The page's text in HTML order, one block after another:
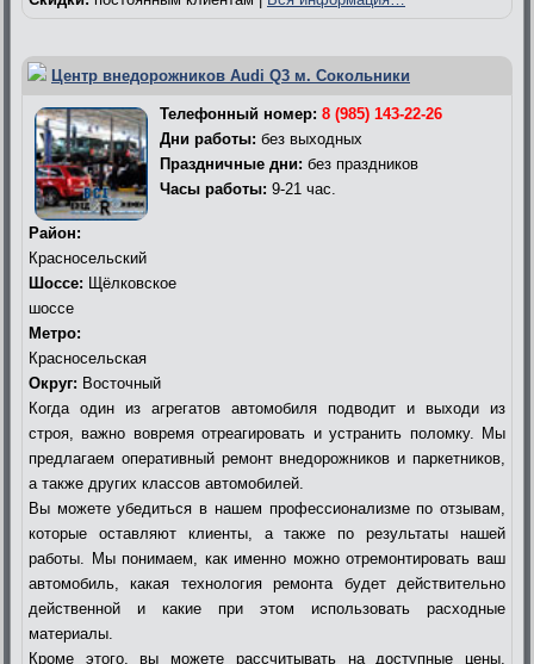
Центр внедорожников Audi Q3 м. Сокольники
Телефонный номер: 8 (985) 143-22-26
Дни работы: без выходных
Праздничные дни: без праздников
Часы работы: 9-21 час.
Район:
Красносельский
Шоссе: Щёлковское
шоссе
Метро:
Красносельская
Округ: Восточный
Когда один из агрегатов автомобиля подводит и выходи из
строя, важно вовремя отреагировать и устранить поломку. Мы
предлагаем оперативный ремонт внедорожников и паркетников,
а также других классов автомобилей.
Вы можете убедиться в нашем профессионализме по отзывам,
которые оставляют клиенты, а также по результаты нашей
работы. Мы понимаем, как именно можно отремонтировать ваш
автомобиль, какая технология ремонта будет действительно
действенной и какие при этом использовать расходные
материалы.
Кроме этого, вы можете рассчитывать на доступные цены,